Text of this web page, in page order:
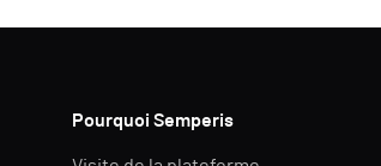
Pourquoi Semperis